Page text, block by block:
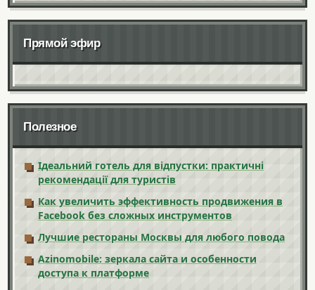
Прямой эфир
Полезное
Ідеальний готель для відпустки: практичні
рекомендації для туристів
Как увеличить эффективность продвижения в
Facebook без сложных инструментов
Лучшие рестораны Москвы для любого повода
Azinomobile: зеркала сайта и особенности
доступа к платформе